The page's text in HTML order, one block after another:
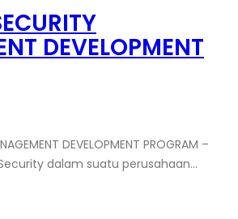
DEVELOPMENT
DEVELOPMENT PROGRAM –
dalam suatu perusahaan…